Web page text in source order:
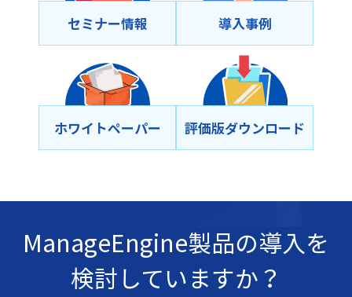
セミナー情報 導⼊事例
ホワイトペーパー 評価版ダウンロード
ManageEngine製品の導入を
検討していますか？